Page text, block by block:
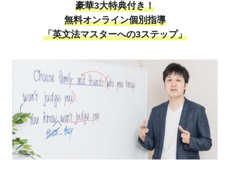
豪華3大特典付き！
無料オンライン個別指導
「英文法マスターへの3ステップ」